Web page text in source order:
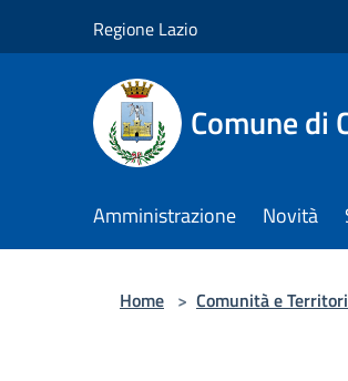
Regione Lazio
Comune di
Amministrazione Novità
Home > Comunità e